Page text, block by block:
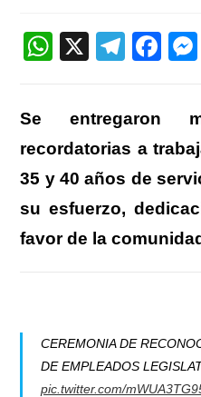
entrada:W
A
p
p
X
T
gr
a
m
F
e
b
o
o
k
Se entregaron
recordatorias a
35 y 40 años de
su esfuerzo,
favor de la
CEREMONIA DE
DE EMPLEADOS
pic.twitter.com/